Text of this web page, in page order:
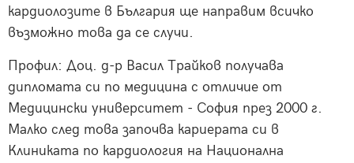
кардиолозите в България ще направим всичко
възможно това да се случи.
Профил: Доц. д-р Васил Трайков получава
дипломата си по медицина с отличие от
Медицински университет - София през 2000 г.
Малко след това започва кариерата си в
Клиниката по кардиология на Национална